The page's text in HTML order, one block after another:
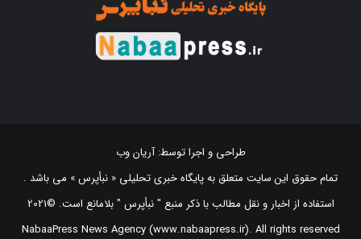
طراحی و اجرا توسط:آریان وب
تمام حقوق این سایت متعلق به پایگاه خبری تحلیلی « نبأپرس » می باشد .
استفاده از اخبار و نقل مطالب با ذکر منبع "‌ نبأپرس " بلامانع است. ©2021
NabaaPress News Agency (www.nabaapress.ir). All rights reserved